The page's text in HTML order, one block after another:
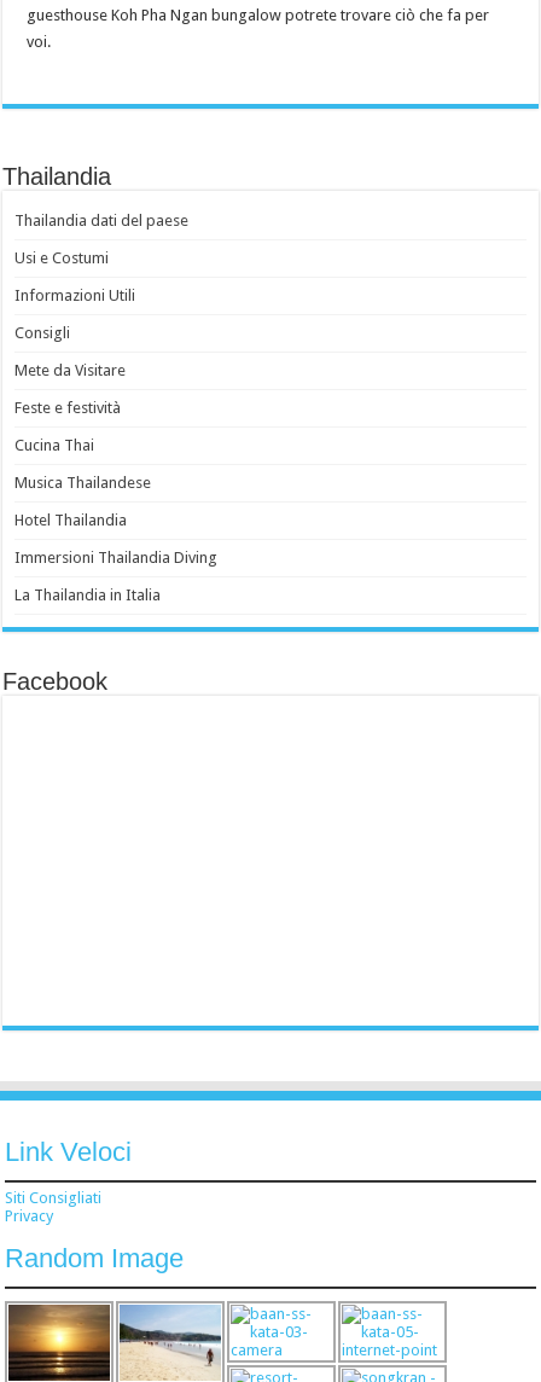
guesthouse Koh Pha Ngan bungalow potrete trovare ciò che fa per
voi.
Thailandia
Thailandia dati del paese
Usi e Costumi
Informazioni Utili
Consigli
Mete da Visitare
Feste e festività
Cucina Thai
Musica Thailandese
Hotel Thailandia
Immersioni Thailandia Diving
La Thailandia in Italia
Facebook
Link Veloci
Siti Consigliati
Privacy
Random Image